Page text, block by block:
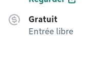
Gratuit
Entrée libre